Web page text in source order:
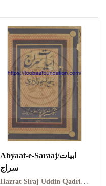
Abyaat-e-Saraaj/ابیات
سراج
Hazrat Siraj Uddin Qadri/مولوی سراج الدین سراج قادری